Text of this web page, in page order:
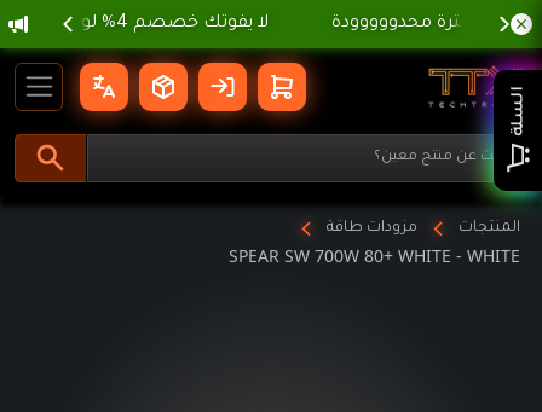
الصيفية ، لا تفوووتك ⛱️
SPEAR SW 700W 80+ WHITE - WHITE | تي تي اكس تيك ترونكس
السلة
المنتجات مزودات طاقة
SPEAR SW 700W 80+ WHITE - WHITE